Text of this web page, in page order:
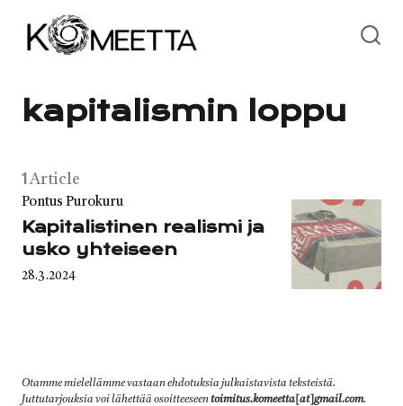
kapitalismin loppu
1Article
Category
Pontus Purokuru
Kapitalistinen realismi ja
usko yhteiseen
Published
28.3.2024
Otamme mielellämme vastaan ehdotuksia julkaistavista teksteistä.
Juttutarjouksia voi lähettää osoitteeseentoimitus.komeetta[at]gmail.com.